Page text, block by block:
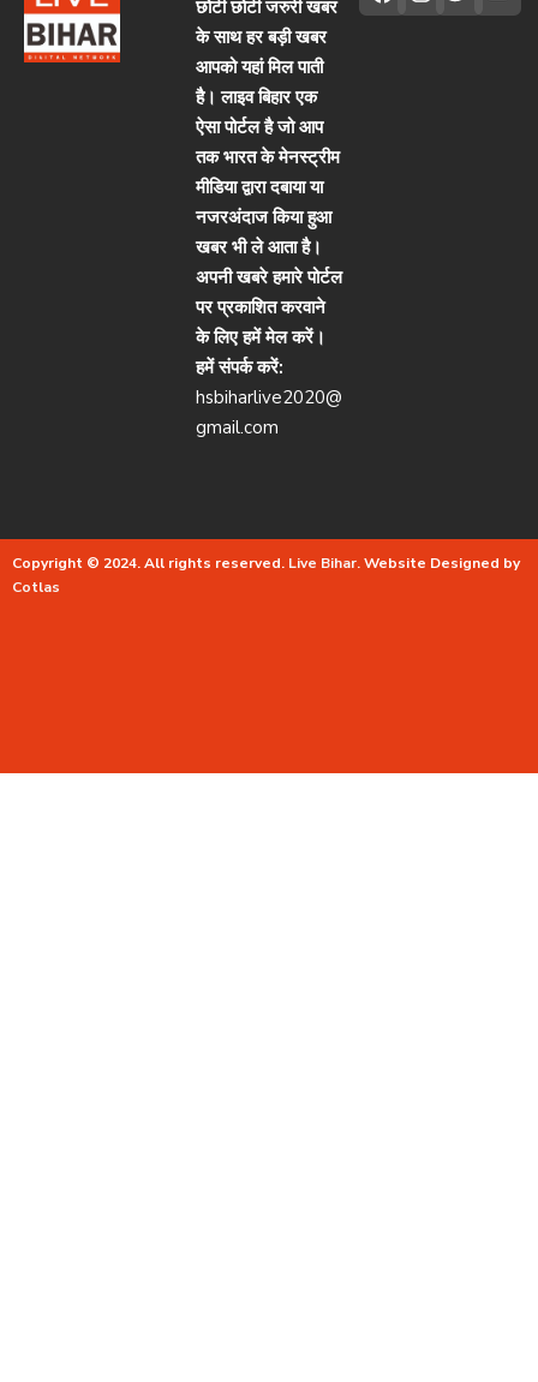
छोटी छोटी जरुरी खबर
के साथ हर बड़ी खबर
आपको यहां मिल पाती
है। लाइव बिहार एक
ऐसा पोर्टल है जो आप
तक भारत के मेनस्ट्रीम
मीडिया द्वारा दबाया या
नजरअंदाज किया हुआ
खबर भी ले आता है।
अपनी खबरे हमारे पोर्टल
पर प्रकाशित करवाने
के लिए हमें मेल करें।
हमें संपर्क करें:
hsbiharlive2020@
gmail.com
Copyright © 2024. All rights reserved. Live Bihar.Website Designed by
Cotlas